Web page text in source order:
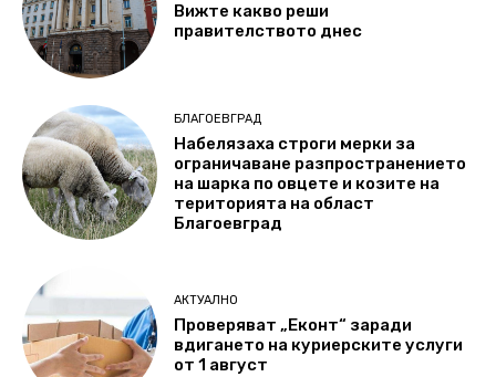
Вижте какво реши
правителството днес
БЛАГОЕВГРАД
Набелязаха строги мерки за
ограничаване разпространението
на шарка по овцете и козите на
територията на област
Благоевград
АКТУАЛНО
Проверяват „Еконт“ заради
вдигането на куриерските услуги
от 1 август